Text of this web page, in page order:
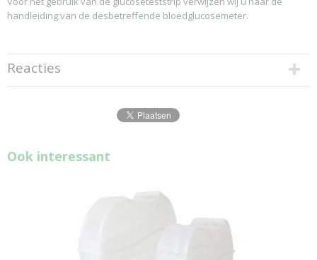
handleiding van de desbetreffende bloedglucosemeter.
Reacties
Ook interessant